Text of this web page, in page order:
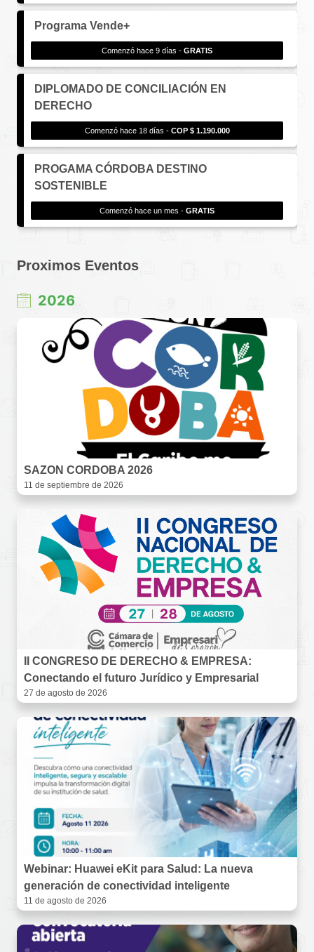
Programa Vende+
Comenzó hace 9 días - GRATIS
DIPLOMADO DE CONCILIACIÓN EN
DERECHO
Comenzó hace 18 días - COP $ 1.190.000
PROGAMA CÓRDOBA DESTINO
SOSTENIBLE
Comenzó hace un mes - GRATIS
Proximos Eventos
2026
SAZON CORDOBA 2026
11 de septiembre de 2026
II CONGRESO DE DERECHO & EMPRESA:
Conectando el futuro Jurídico y Empresarial
27 de agosto de 2026
Webinar: Huawei eKit para Salud: La nueva
generación de conectividad inteligente
11 de agosto de 2026